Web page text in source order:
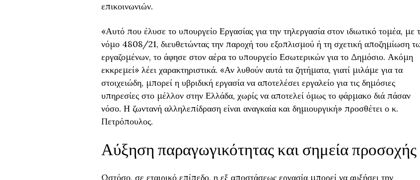
επικοινωνιών.
«Αυτό που έλυσε το υπουργείο Εργασίας για την τηλεργασία στον ιδιωτικό τομέα, με
νόμο 4808/21, διευθετώντας την παροχή του εξοπλισμού ή τη σχετική αποζημίωση
εργαζομένων, το άφησε στον αέρα το υπουργείο Εσωτερικών για το Δημόσιο. Ακόμη
εκκρεμεί» λέει χαρακτηριστικά. «Αν λυθούν αυτά τα ζητήματα, γιατί μιλάμε για τα
στοιχειώδη, μπορεί η υβριδική εργασία να αποτελέσει εργαλείο για τις δημόσιες
υπηρεσίες στο μέλλον στην Ελλάδα, χωρίς να αποτελεί όμως το φάρμακο διά πάσαν
νόσο. Η ζωντανή αλληλεπίδραση είναι αναγκαία και δημιουργική» προσθέτει ο κ.
Πετρόπουλος.
Αύξηση παραγωγικότητας και σημεία προσοχής
Ωστόσο, σε εταιρικό επίπεδο, η εξ αποστάσεως εργασία μπορεί να αυξήσει την